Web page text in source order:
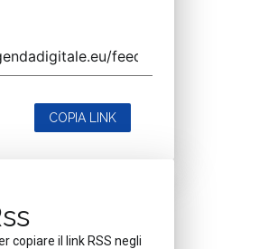
COPIA LINK
copiare il link RSS negli